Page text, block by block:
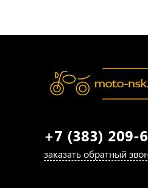
+7 (383) 209-
заказать обратный